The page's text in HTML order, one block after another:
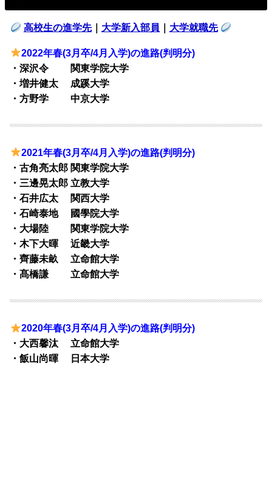
高校生の進学先｜ 大学新入部員 大学就職先
2022年春(3月卒/4月入学)の進路(判明分)
・深沢令 関東学院大学
・増井健太 成蹊大学
・方野学 中京大学
2021年春(3月卒/4月入学)の進路(判明分)
・古角亮太郎 関東学院大学
・三邊晃太郎 立教大学
・石井広太 関西大学
・石崎泰地 國學院大学
・大場陸 関東学院大学
・木下大暉 近畿大学
・齊藤未畝 立命館大学
・髙橋謙 立命館大学
2020年春(3月卒/4月入学)の進路(判明分)
・大西馨汰 立命館大学
・飯山尚暉
日本大学